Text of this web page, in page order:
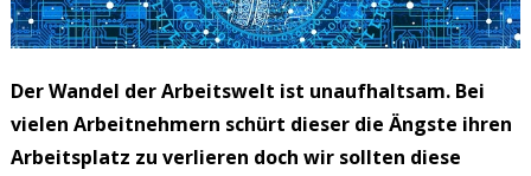
Der Wandel der Arbeitswelt ist unaufhaltsam. Bei
vielen Arbeitnehmern schürt dieser die Ängste ihren
Arbeitsplatz zu verlieren doch wir sollten diese